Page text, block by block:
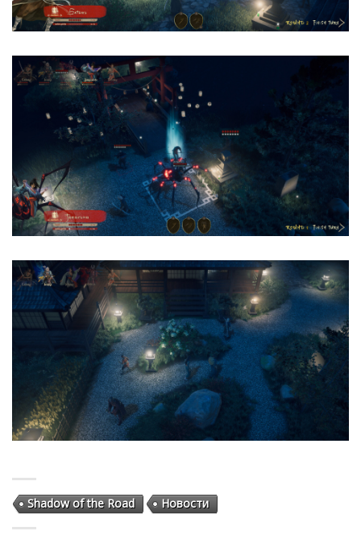
Shadow of the Road Новости